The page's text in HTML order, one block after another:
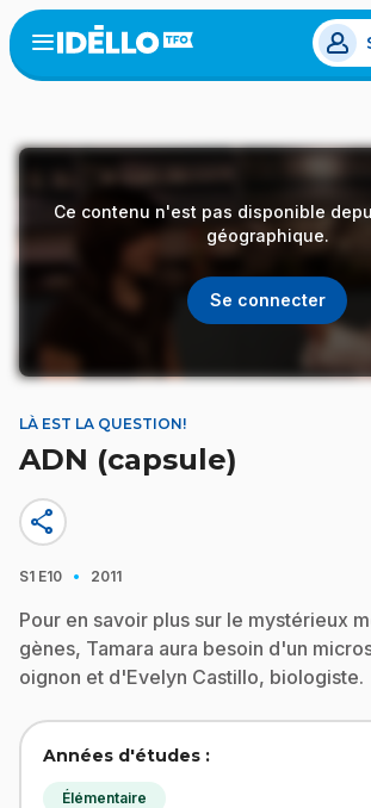
Aller
au
contenu
Open
menu
Ce contenu n'est pas disponible
géographique.
Se connecter
LÀ EST LA QUESTION!
ADN (capsule)
share
S1 E10 · 2011
Pour en savoir plus sur le mystérieux
gènes, Tamara aura besoin d'un
oignon et d'Evelyn Castillo, biologiste.
Années d'études :
Élémentaire